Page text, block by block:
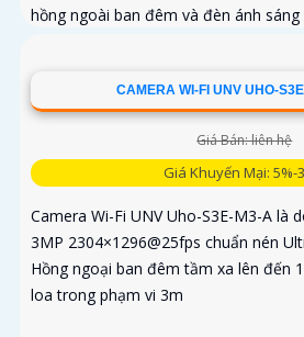
hồng ngoài ban đêm và đèn ánh